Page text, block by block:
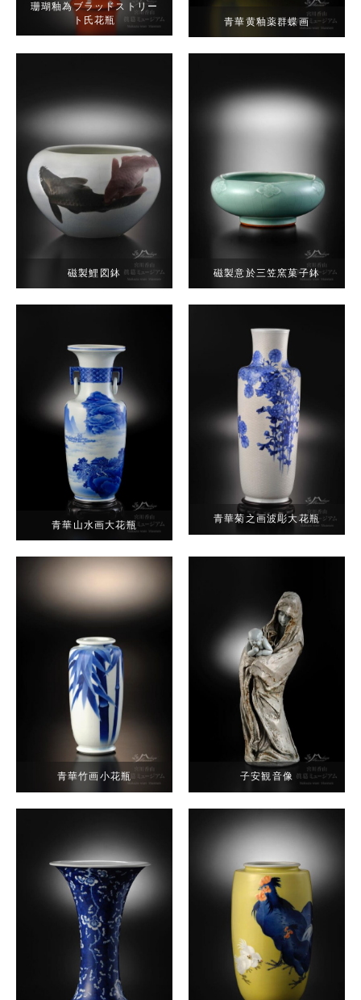
珊瑚釉為ブラッドストリー
ト氏花瓶
青華黄釉薬群蝶画
磁製鯉図鉢 磁製意於三笠窯菓子鉢
青華山水画大花瓶
青華菊之画波彫大花瓶
青華竹画小花瓶 子安観音像